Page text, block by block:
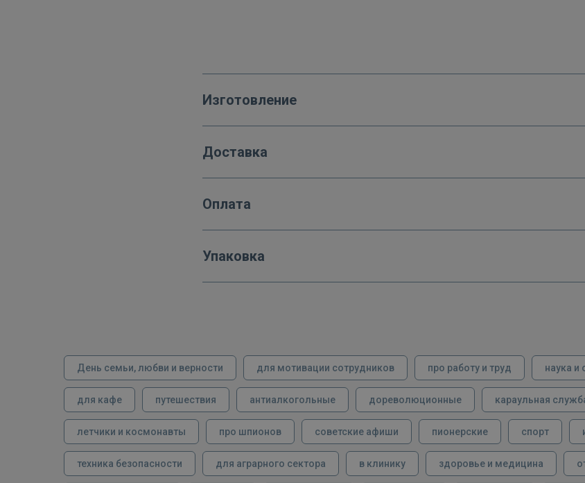
Изготовление
Доставка
Оплата
Упаковка
День семьи, любви и верности для мотивации сотрудников про работу и труд наука и
для кафе путешествия антиалкогольные дореволюционные караульная
летчики и космонавты про шпионов советские афиши пионерские спорт
техника безопасности для аграрного сектора в клинику здоровье и медицина